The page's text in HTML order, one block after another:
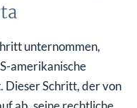
unternommen,
amerikanische
Dieser Schritt, der von